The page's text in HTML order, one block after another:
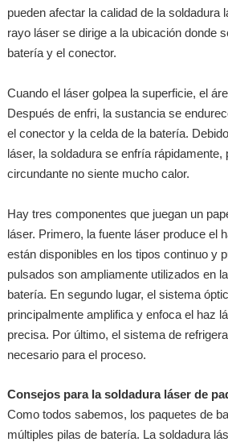
pueden afectar la calidad de la soldadura
rayo láser se dirige a la ubicación donde
batería y el conector.
Cuando el láser golpea la superficie, el
Después de enfri, la sustancia se
el conector y la celda de la batería.
láser, la soldadura se enfría rápidamente,
circundante no siente mucho calor.
Hay tres componentes que juegan un
láser. Primero, la fuente láser produce el
están disponibles en los tipos continuo y
pulsados son ampliamente utilizados en
batería. En segundo lugar, el sistema
principalmente amplifica y enfoca el haz
precisa. Por último, el sistema de
necesario para el proceso.
Consejos para la soldadura láser de
Como todos sabemos, los paquetes de
múltiples pilas de batería. La soldadura